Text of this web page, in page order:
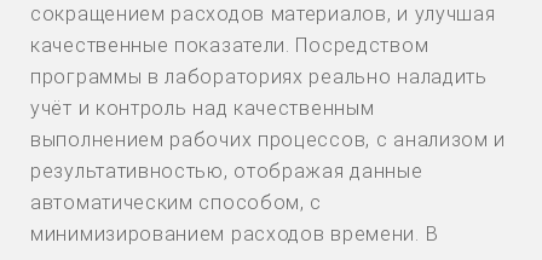
сокращением расходов материалов, и улучшая
качественные показатели. Посредством
программы в лабораториях реально наладить
учёт и контроль над качественным
выполнением рабочих процессов, с анализом и
результативностью, отображая данные
автоматическим способом, с
минимизированием расходов времени. В